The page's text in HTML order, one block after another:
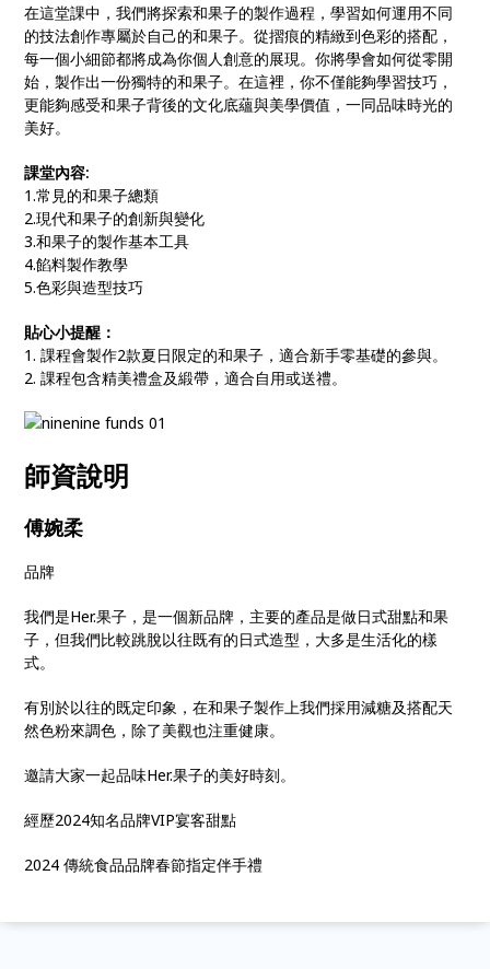
在這堂課中，我們將探索和果子的製作過程，學習如何運用不同
的技法創作專屬於自己的和果子。從摺痕的精緻到色彩的搭配，
每一個小細節都將成為你個人創意的展現。你將學會如何從零開
始，製作出一份獨特的和果子。在這裡，你不僅能夠學習技巧，
更能夠感受和果子背後的文化底蘊與美學價值，一同品味時光的
美好。
課堂內容:
1.常見的和果子總類
2.現代和果子的創新與變化
3.和果子的製作基本工具
4.餡料製作教學
5.色彩與造型技巧
貼心小提醒：
1. 課程會製作2款夏日限定的和果子，適合新手零基礎的參與。
2. 課程包含精美禮盒及緞帶，適合自用或送禮。
師資說明
傅婉柔
品牌
我們是Her.果子，是一個新品牌，主要的產品是做日式甜點和果
子，但我們比較跳脫以往既有的日式造型，大多是生活化的樣
式。
有別於以往的既定印象，在和果子製作上我們採用減糖及搭配天
然色粉來調色，除了美觀也注重健康。
邀請大家一起品味Her.果子的美好時刻。
經歷2024知名品牌VIP宴客甜點
2024 傳統食品品牌春節指定伴手禮